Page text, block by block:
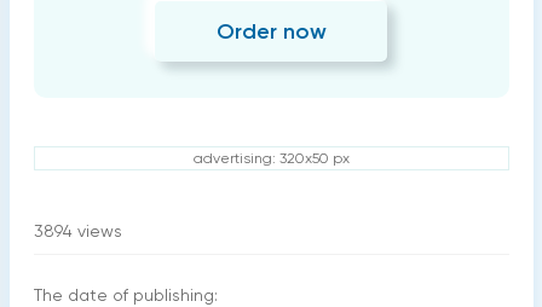
Order now
advertising: 320x50 px
3894 views
The date of publishing: